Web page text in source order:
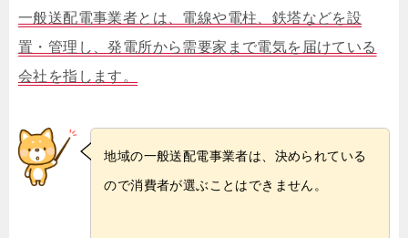
一般送配電事業者とは、電線や電柱、鉄塔などを設
置・管理し、発電所から需要家まで電気を届けている
会社を指します。
地域の一般送配電事業者は、決められている
ので消費者が選ぶことはできません。